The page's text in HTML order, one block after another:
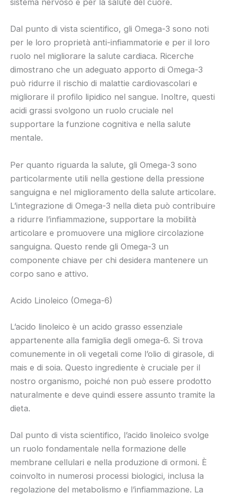
sistema nervoso e per la salute del cuore.
Dal punto di vista scientifico, gli Omega-3 sono noti
per le loro proprietà anti-infiammatorie e per il loro
ruolo nel migliorare la salute cardiaca. Ricerche
dimostrano che un adeguato apporto di Omega-3
può ridurre il rischio di malattie cardiovascolari e
migliorare il profilo lipidico nel sangue. Inoltre, questi
acidi grassi svolgono un ruolo cruciale nel
supportare la funzione cognitiva e nella salute
mentale.
Per quanto riguarda la salute, gli Omega-3 sono
particolarmente utili nella gestione della pressione
sanguigna e nel miglioramento della salute articolare.
L’integrazione di Omega-3 nella dieta può contribuire
a ridurre l’infiammazione, supportare la mobilità
articolare e promuovere una migliore circolazione
sanguigna. Questo rende gli Omega-3 un
componente chiave per chi desidera mantenere un
corpo sano e attivo.
Acido Linoleico (Omega-6)
L’acido linoleico è un acido grasso essenziale
appartenente alla famiglia degli omega-6. Si trova
comunemente in oli vegetali come l’olio di girasole, di
mais e di soia. Questo ingrediente è cruciale per il
nostro organismo, poiché non può essere prodotto
naturalmente e deve quindi essere assunto tramite la
dieta.
Dal punto di vista scientifico, l’acido linoleico svolge
un ruolo fondamentale nella formazione delle
membrane cellulari e nella produzione di ormoni. È
coinvolto in numerosi processi biologici, inclusa la
regolazione del metabolismo e l’infiammazione. La